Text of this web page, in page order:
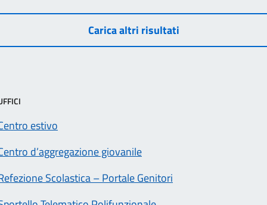
Carica altri risultati
estivo
d’aggregazione giovanile
Scolastica – Portale Genitori